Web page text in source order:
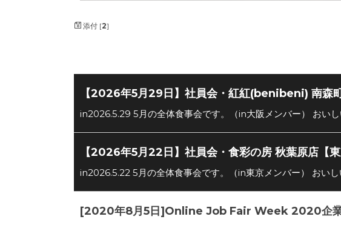
添付 [2]
【2026年5月29日】社員会・紅紅(benibeni) 南森町
in2026.5.29 5月の全体食事会です。（in大阪メンバー） おい
【2026年5月22日】社員会・食彩の房 秋葉原店【東
in2026.5.22 5月の全体食事会です。（in東京メンバー） おい
[2020年8月5日]Online Job Fair Week 2020企